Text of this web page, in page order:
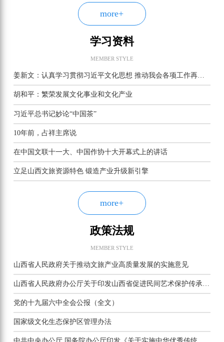
more+
学习资料
MEMBER STYLE
姜新文：认真学习贯彻习近平文化思想 推动我会各项工作再上新台阶
胡和平：繁荣发展文化事业和文化产业
习近平总书记妙论“中国茶”
10年前，占祥主席说
在中国文联十一大、中国作协十大开幕式上的讲话
立足山西文旅资源特色 锻造产业升级新引擎
more+
政策法规
MEMBER STYLE
山西省人民政府关于推动文旅产业高质量发展的实施意见
党的十九届六中全会公报（全文）
国家级文化生态保护区管理办法